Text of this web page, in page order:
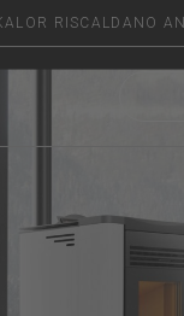
RISCALDANO